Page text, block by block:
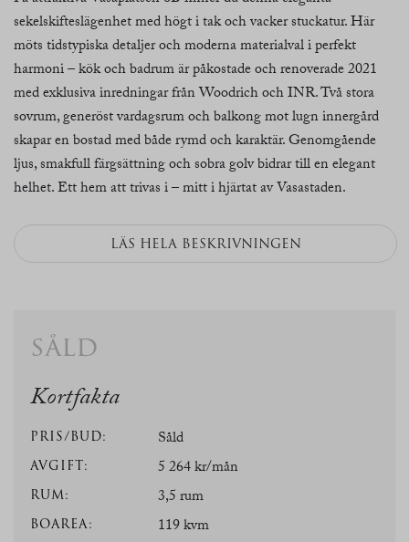
sekelskifteslägenhet med högt i tak och vacker stuckatur. Här
möts tidstypiska detaljer och moderna materialval i perfekt
harmoni – kök och badrum är påkostade och renoverade 2021
med exklusiva inredningar från Woodrich och INR. Två stora
sovrum, generöst vardagsrum och balkong mot lugn innergård
skapar en bostad med både rymd och karaktär. Genomgående
ljus, smakfull färgsättning och sobra golv bidrar till en elegant
helhet. Ett hem att trivas i – mitt i hjärtat av Vasastaden.
LÄS HELA BESKRIVNINGEN
såld
Kortfakta
PRIS/BUD: Såld
AVGIFT: 5 264 kr/mån
RUM: 3,5 rum
BOAREA: 119 kvm